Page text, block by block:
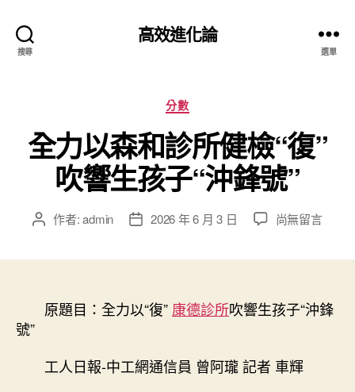
搜尋
高效進化論
選單
分
類
分數
全力以森和診所健檢“復”
吹響生孩子“沖鋒號”
文 作者:admin
文
期
2026 年 6 月 3 日
在
和
診
健
檢
尚無留言
原題目：全力以“復” 康德診所吹響生孩子“沖鋒
號”
工人日報-中工網通信員 曾阿瓏 記者 車輝